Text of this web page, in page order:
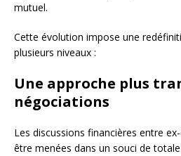
mutuel.
Cette évolution impose une
plusieurs niveaux :
Une approche plus
négociations
Les discussions financières entre
être menées dans un souci de